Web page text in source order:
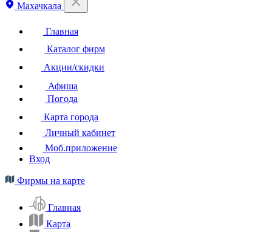
Махачкала
Главная
Каталог фирм
Акции/скидки
Афиша
Погода
Карта города
Личный кабинет
Моб.приложение
Вход
Фирмы на карте
Главная
Карта